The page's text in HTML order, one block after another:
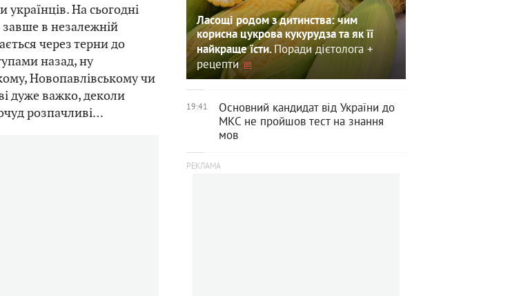
українців. На сьогодні
завше в незалежній
через терни до
назад, ну
Новопавлівському чи
дуже важко, деколи
розпачливі…
Ласощі родом з дитинства: чим
корисна цукрова кукурудза та як її
найкраще їсти.Поради дієтолога +
рецепти
19:41
Основний кандидат від України до
МКС не пройшов тест на знання
мов